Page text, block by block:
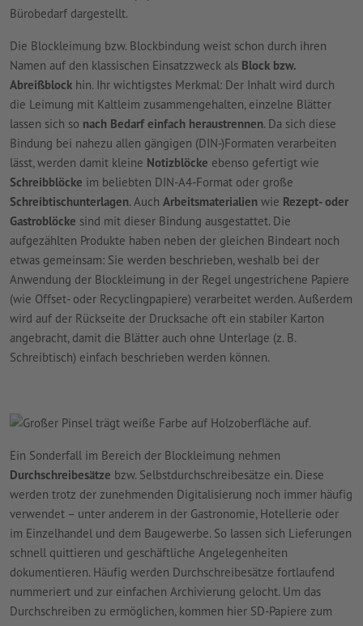
Die Blockleimung bzw. Blockbindung weist schon durch ihren
Namen auf den klassischen Einsatzzweck als Block bzw.
Abreißblock hin. Ihr wichtigstes Merkmal: Der Inhalt wird durch
die Leimung mit Kaltleim zusammengehalten, einzelne Blätter
lassen sich so nach Bedarf einfach heraustrennen. Da sich diese
Bindung bei nahezu allen gängigen (DIN-)Formaten verarbeiten
lässt, werden damit kleine Notizblöcke ebenso gefertigt wie
Schreibblöcke im beliebten DIN-A4-Format oder große
Schreibtischunterlagen. Auch Arbeitsmaterialien wie Rezept- oder
Gastroblöcke sind mit dieser Bindung ausgestattet. Die
aufgezählten Produkte haben neben der gleichen Bindeart noch
etwas gemeinsam: Sie werden beschrieben, weshalb bei der
Anwendung der Blockleimung in der Regel ungestrichene Papiere
(wie Offset- oder Recyclingpapiere) verarbeitet werden. Außerdem
wird auf der Rückseite der Drucksache oft ein stabiler Karton
angebracht, damit die Blätter auch ohne Unterlage (z. B.
Schreibtisch) einfach beschrieben werden können.
Ein Sonderfall im Bereich der Blockleimung nehmen
Durchschreibesätze bzw. Selbstdurchschreibesätze ein. Diese
werden trotz der zunehmenden Digitalisierung noch immer häufig
verwendet – unter anderem in der Gastronomie, Hotellerie oder
im Einzelhandel und dem Baugewerbe. So lassen sich Lieferungen
schnell quittieren und geschäftliche Angelegenheiten
dokumentieren. Häufig werden Durchschreibesätze fortlaufend
nummeriert und zur einfachen Archivierung gelocht. Um das
Durchschreiben zu ermöglichen, kommen hier SD-Papiere zum